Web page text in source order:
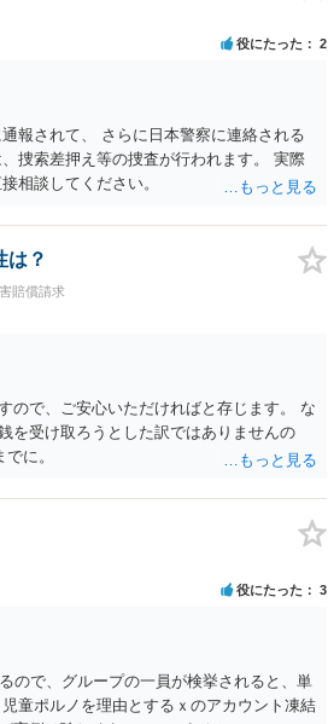
役にたった 2
報されて、 さらに日本警察に連絡される
捜索差押え等の捜査が行われます。 実際
相談してください。
は？
賠償請求
ので、ご安心いただければと存じます。 な
を受け取ろうとした訳ではありませんの
に。
役にたった 3
ので、グループの一員が検挙されると、単
童ポルノを理由とするｘのアカウント凍結